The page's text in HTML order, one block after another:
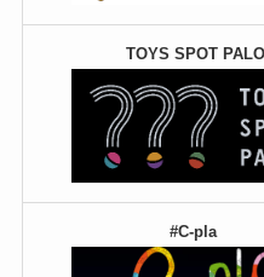
TOYS SPOT PALO
#C-pla